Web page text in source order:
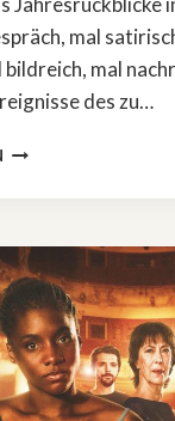
mal
mal
des zu…
JAHRESRÜCKBLICK
DAS
DIE
SHOWS
IM
ZDF